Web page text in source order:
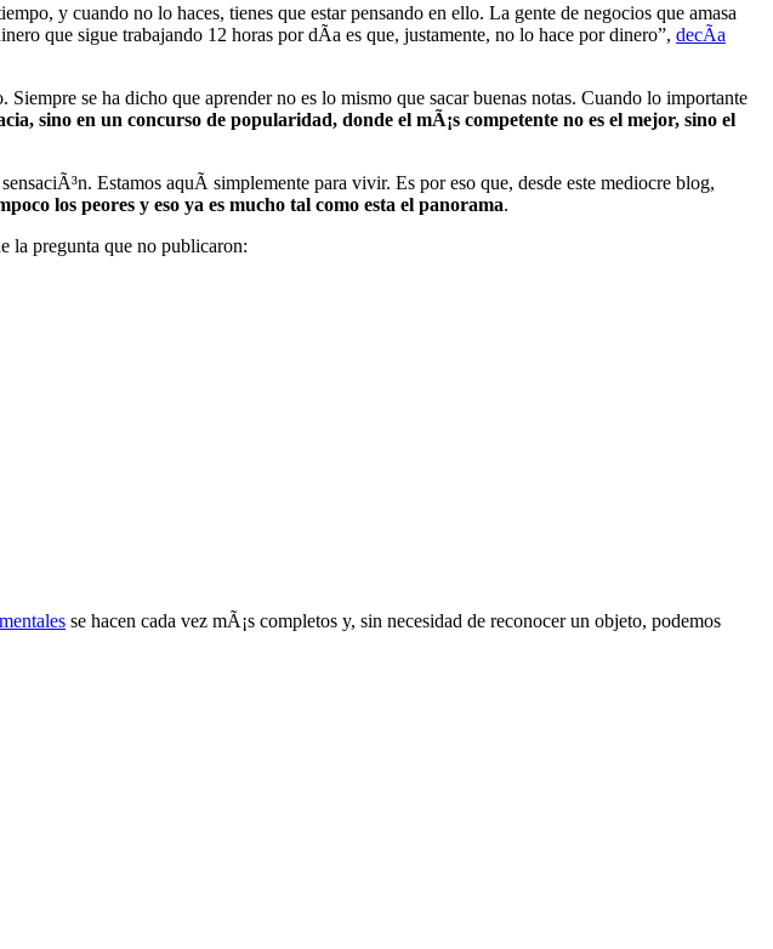
y cuando no lo haces, tienes que estar pensando en ello. La gente de negocios que amasa
que sigue trabajando 12 horas por dÃ­a es que, justamente, no lo hace por dinero”, decÃ­a
se ha dicho que aprender no es lo mismo que sacar buenas notas. Cuando lo importante
sino en un concurso de popularidad, donde el mÃ¡s competente no es el mejor, sino el
Estamos aquÃ­ simplemente para vivir. Es por eso que, desde este mediocre blog,
los peores y eso ya es mucho tal como esta el panorama.
la pregunta que no publicaron:
se hacen cada vez mÃ¡s completos y, sin necesidad de reconocer un objeto, podemos